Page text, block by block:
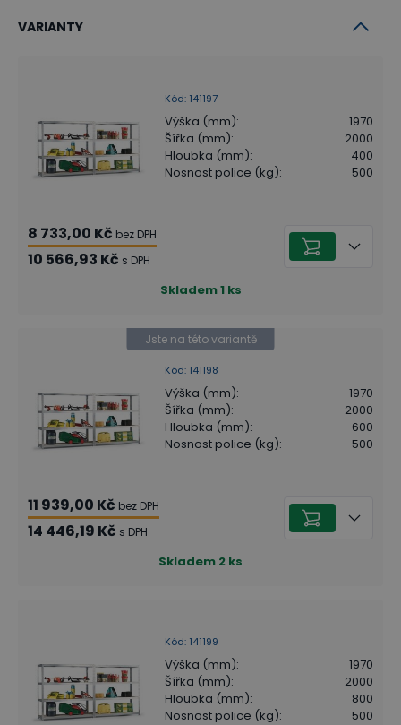
VARIANTY
Kód: 141197
Výška (mm):
1970
Šířka (mm):
2000
Hloubka (mm):
400
Nosnost police (kg): 500
8 733,00 Kč bez DPH
10 566,93 Kč s DPH
Skladem1 ks
Kód: 141198
Jste na této variantě
Výška (mm):
1970
Šířka (mm):
2000
Hloubka (mm):
600
Nosnost police (kg): 500
11 939,00 Kč bez DPH
14 446,19 Kč s DPH
Skladem 2 ks
Kód: 141199
Výška (mm):
1970
Šířka (mm):
2000
Hloubka (mm):
800
Nosnost police (kg): 500